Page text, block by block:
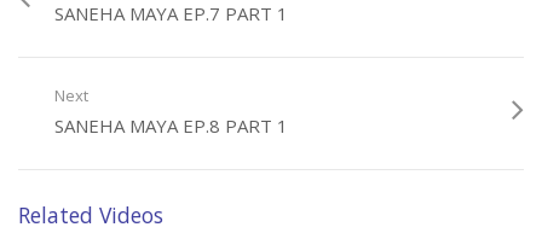
SANEHA MAYA EP.7 PART 1
Next
SANEHA MAYA EP.8 PART 1
Related Videos